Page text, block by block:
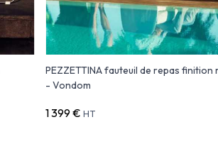
PEZZETTINA fauteuil de repas finition
- Vondom
1 399 € HT